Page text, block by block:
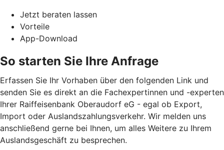
Jetzt beraten lassen
Vorteile
App-Download
So starten Sie Ihre Anfrage
Erfassen Sie Ihr Vorhaben über den folgenden Link und
senden Sie es direkt an die Fachexpertinnen und -experten
Ihrer Raiffeisenbank Oberaudorf eG - egal ob Export,
Import oder Auslandszahlungsverkehr. Wir melden uns
anschließend gerne bei Ihnen, um alles Weitere zu Ihrem
Auslandsgeschäft zu besprechen.